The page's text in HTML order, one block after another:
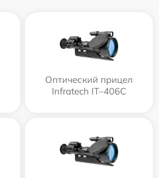
Оптический прицел
Infratech IT–406С